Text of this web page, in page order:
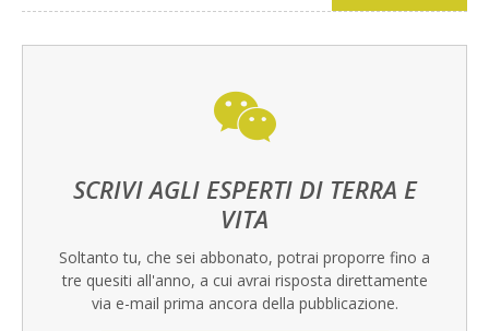
SCRIVI AGLI ESPERTI DI TERRA E
VITA
Soltanto tu, che sei abbonato, potrai proporre fino a
tre quesiti all'anno, a cui avrai risposta direttamente
via e-mail prima ancora della pubblicazione.